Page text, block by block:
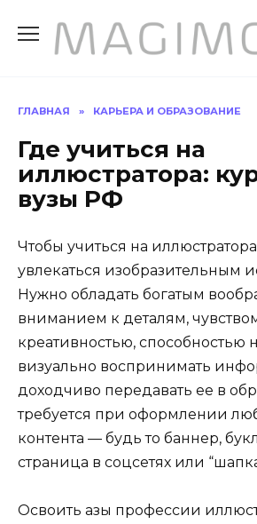
содержанию
ГЛАВНАЯ » КАРЬЕРА И ОБРАЗОВАНИЕ
Где учиться на
иллюстратора:
вузы РФ
Чтобы учиться на
увлекаться изобразительным
Нужно обладать богатым
вниманием к деталям,
креативностью, способностью
визуально воспринимать
доходчиво передавать ее в
требуется при оформлении
контента — будь то баннер,
страница в соцсетях или
Освоить азы профессии